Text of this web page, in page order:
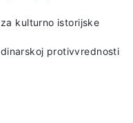
kulturno istorijske
protivvrednosti